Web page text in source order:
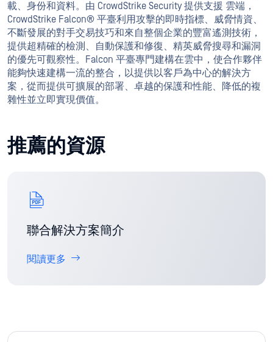
載、身份和資料。由 CrowdStrike Security 提供支援 雲端，
CrowdStrike Falcon® 平臺利用攻擊的即時指標、威脅情資、
不斷發展的對手交易技巧和來自整個企業的豐富遙測技術，
提供超精確的檢測、自動保護和修復、精英威脅搜尋和漏洞
的優先可觀察性。Falcon 平臺專門建構在雲中，使合作夥伴
能夠快速建構一流的整合，以提供以客戶為中心的解決方
案，從而提供可擴展的部署、卓越的保護和性能、降低的複
雜性並立即實現價值。
推薦的資源
聯合解決方案簡介
閱讀更多